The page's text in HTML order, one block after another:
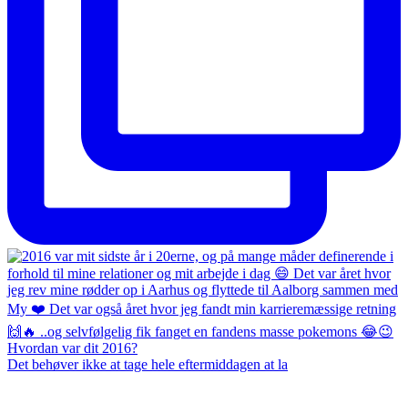
Det behøver ikke at tage hele eftermiddagen at la